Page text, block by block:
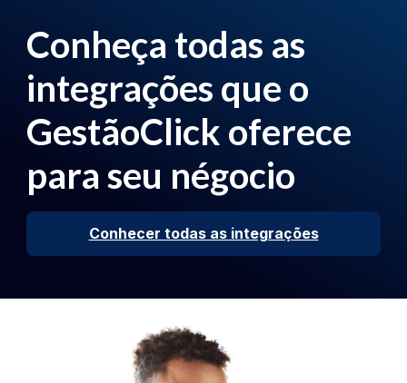
Conheça todas as
integrações que o
GestãoClick oferece
para seu négocio
Conhecer todas as integrações